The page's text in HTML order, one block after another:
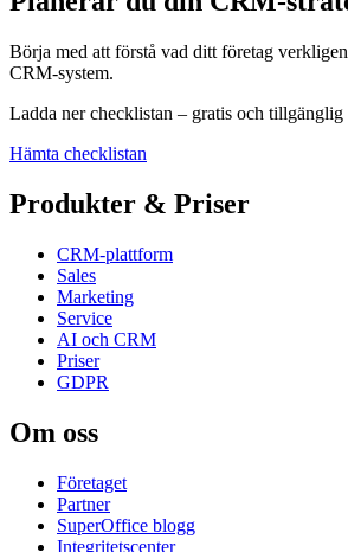
Börja med att förstå vad ditt företag
CRM-system.
Ladda ner checklistan – gratis och tillgänglig
Hämta checklistan
Produkter & Priser
CRM-plattform
Sales
Marketing
Service
AI och CRM
Priser
GDPR
Om oss
Företaget
Partner
SuperOffice blogg
Integritetscenter